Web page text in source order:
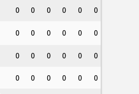
0 0 0 0 0
0
0 0 0 0 0 0
0 0 0 0 0 0
0 0 0 0 0
0